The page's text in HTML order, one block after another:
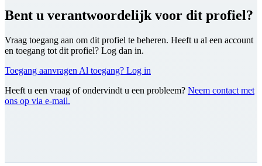
Bent u verantwoordelijk voor dit profiel?
Vraag toegang aan om dit profiel te beheren. Heeft u al een account
en toegang tot dit profiel? Log dan in.
Toegang aanvragen Al toegang? Log in
Heeft u een vraag of ondervindt u een probleem? Neem contact met
ons op via e-mail.